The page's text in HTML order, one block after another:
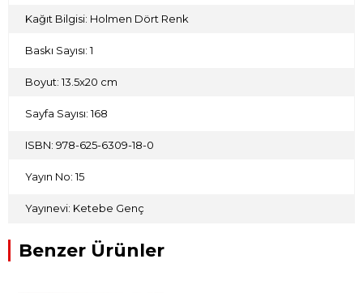
Kağıt Bilgisi: Holmen Dört Renk
Baskı Sayısı: 1
Boyut: 13.5x20 cm
Sayfa Sayısı: 168
ISBN: 978-625-6309-18-0
Yayın No: 15
Yayınevi: Ketebe Genç
Benzer Ürünler